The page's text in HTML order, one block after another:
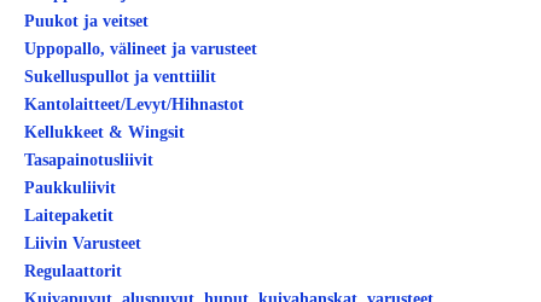
Puukot ja veitset
Uppopallo, välineet ja varusteet
Sukelluspullot ja venttiilit
Kantolaitteet/Levyt/Hihnastot
Kellukkeet & Wingsit
Tasapainotusliivit
Paukkuliivit
Laitepaketit
Liivin Varusteet
Regulaattorit